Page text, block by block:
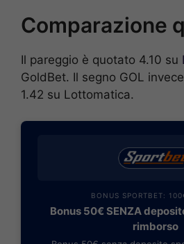
Comparazione
Il pareggio è quotato 4.10 su
GoldBet. Il segno GOL
1.42 su Lottomatica.
BONUS SPORTBET:
Bonus 50€ SENZA
rimborso